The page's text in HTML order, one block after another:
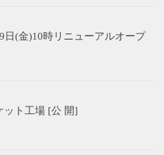
日(金)10時リニューアルオープ
ット工場 [公 開]